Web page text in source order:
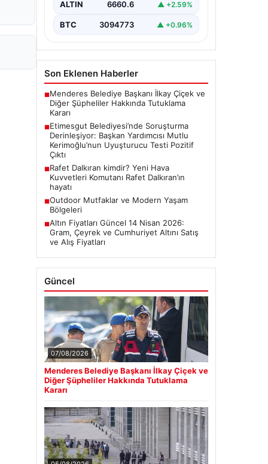
Ankara Batı Cumhuriyet Başsavcılığı
soruşturma kapsamında Etimesgut
ALTIN 6660.6 ▲ +2.59%
BTC 3094773 ▲ +0.96%
Son Eklenen Haberler
■Menderes Belediye Başkanı İlkay Çiçek ve
Diğer Şüpheliler Hakkında Tutuklama
Kararı
■Etimesgut Belediyesi’nde Soruşturma
Derinleşiyor: Başkan Yardımcısı Mutlu
Kerimoğlu’nun Uyuşturucu Testi Pozitif
Çıktı
■Rafet Dalkıran kimdir? Yeni Hava
Kuvvetleri Komutanı Rafet Dalkıran’ın
hayatı
■Outdoor Mutfaklar ve Modern Yaşam
Bölgeleri
■Altın Fiyatları Güncel 14 Nisan 2026:
Gram, Çeyrek ve Cumhuriyet Altını Satış
ve Alış Fiyatları
Güncel
07/08/2026
Menderes Belediye Başkanı İlkay Çiçek ve
Diğer Şüpheliler Hakkında Tutuklama
Kararı